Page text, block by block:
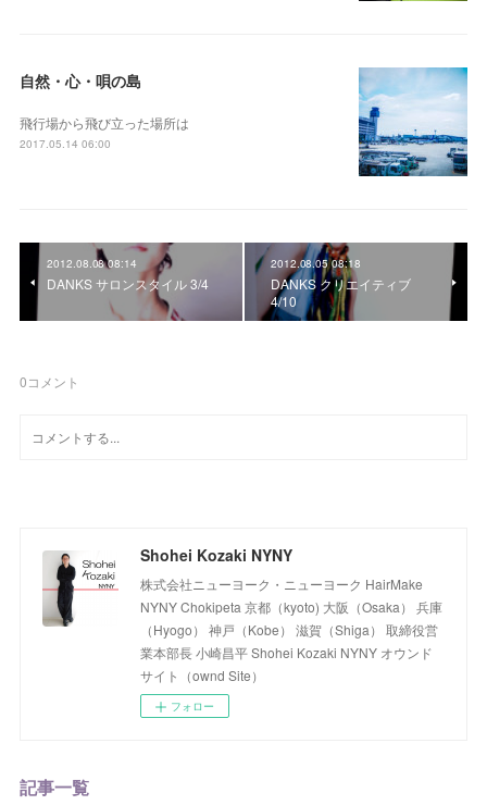
自然・心・唄の島
飛行場から飛び立った場所は
2017.05.14 06:00
2012.08.08 08:14
DANKS サロンスタイル 3/4
2012.08.05 08:18
DANKS クリエイティブ
4/10
0コメント
Shohei Kozaki NYNY
株式会社ニューヨーク・ニューヨーク HairMake
NYNY Chokipeta 京都（kyoto) 大阪（Osaka） 兵庫
（Hyogo） 神戸（Kobe） 滋賀（Shiga） 取締役営
業本部長 小崎昌平 Shohei Kozaki NYNY オウンド
サイト（ownd Site）
フォロー
記事一覧